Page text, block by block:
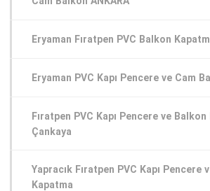
Eryaman Fıratpen PVC Balkon
Eryaman PVC Kapı Pencere ve Cam
Fıratpen PVC Kapı Pencere ve
Çankaya
Yapracık Fıratpen PVC Kapı Pencere
Kapatma